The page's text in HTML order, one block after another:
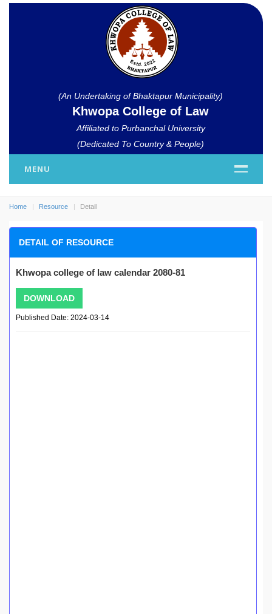
(An Undertaking of Bhaktapur Municipality)
Khwopa College of Law
Affiliated to Purbanchal University
(Dedicated To Country & People)
MENU
Home Resource Detail
DETAIL OF RESOURCE
Khwopa college of law calendar 2080-81
DOWNLOAD
Published Date: 2024-03-14